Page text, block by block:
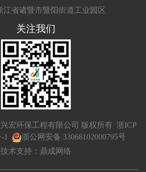
省诸暨市暨阳街道工业园区
关注我们
宏环保工程有限公司 版权所有 浙ICP
1
浙公网安备 33068102000795号
技术支持：鼎成网络